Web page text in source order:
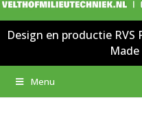
Design en productie
Menu